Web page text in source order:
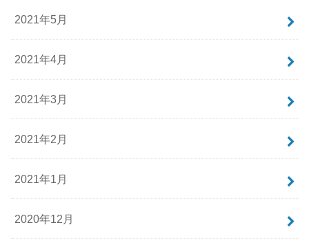
2021年5月
2021年4月
2021年3月
2021年2月
2021年1月
2020年12月